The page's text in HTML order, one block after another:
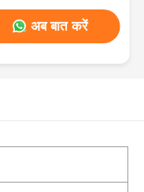
अब बात करें